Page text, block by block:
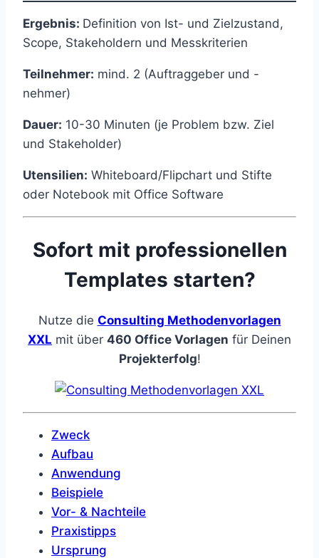
Ergebnis: Definition von Ist- und Zielzustand,
Scope, Stakeholdern und Messkriterien
Teilnehmer: mind. 2 (Auftraggeber und -
nehmer)
Dauer: 10-30 Minuten (je Problem bzw. Ziel
und Stakeholder)
Utensilien: Whiteboard/Flipchart und Stifte
oder Notebook mit Office Software
Sofort mit professionellen
Templates starten?
Nutze die Consulting Methodenvorlagen
XXL mit über 460 Office Vorlagen für Deinen
Projekterfolg!
Zweck
Aufbau
Anwendung
Beispiele
Vor- & Nachteile
Praxistipps
Ursprung